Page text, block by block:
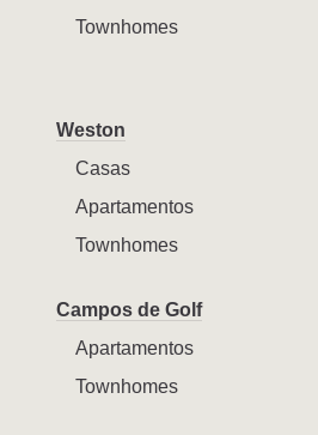
Townhomes
Weston
Casas
Apartamentos
Townhomes
Campos de Golf
Apartamentos
Townhomes